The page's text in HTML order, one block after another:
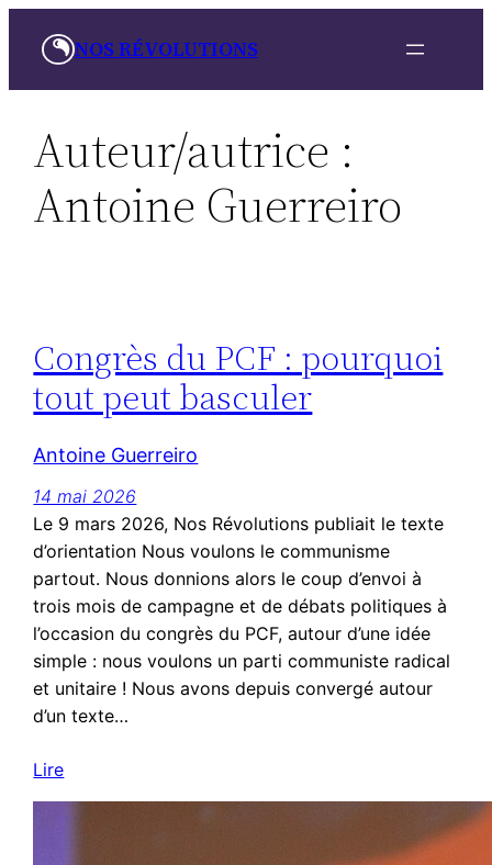
NOS RÉVOLUTIONS
Auteur/autrice :
Antoine Guerreiro
Congrès du PCF : pourquoi
tout peut basculer
Antoine Guerreiro
14 mai 2026
Le 9 mars 2026, Nos Révolutions publiait le texte
d’orientation Nous voulons le communisme
partout. Nous donnions alors le coup d’envoi à
trois mois de campagne et de débats politiques à
l’occasion du congrès du PCF, autour d’une idée
simple : nous voulons un parti communiste radical
et unitaire ! Nous avons depuis convergé autour
d’un texte…
Lire